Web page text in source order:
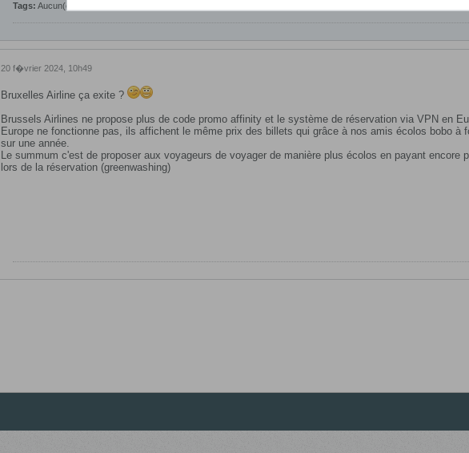
Tags: Aucun(e)
20 f�vrier 2024, 10h49
Bruxelles Airline ça exite ?
Brussels Airlines ne propose plus de code promo affinity et le système de réservation via VPN en
Europe ne fonctionne pas, ils affichent le même prix des billets qui grâce à nos amis écolos bobo à
sur une année.
Le summum c'est de proposer aux voyageurs de voyager de manière plus écolos en payant encore
lors de la réservation (greenwashing)